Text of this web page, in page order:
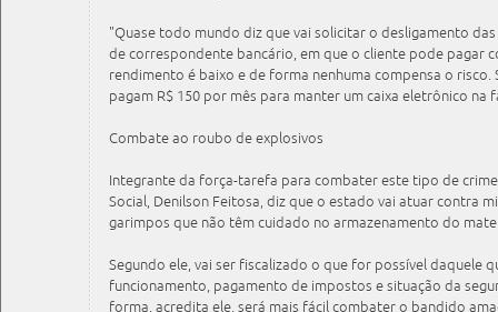
"Quase todo mundo diz que vai solicitar o desligamento
de correspondente bancário, em que o cliente pode pagar
rendimento é baixo e de forma nenhuma compensa o risco.
pagam R$ 150 por mês para manter um caixa eletrônico na
Combate ao roubo de explosivos
Integrante da força-tarefa para combater este tipo de
Social, Denilson Feitosa, diz que o estado vai atuar contra
garimpos que não têm cuidado no armazenamento do
Segundo ele, vai ser fiscalizado o que for possível daquele
funcionamento, pagamento de impostos e situação da
forma, acredita ele, será mais fácil combater o bandido